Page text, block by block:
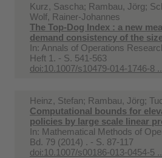
Kurz, Sascha; Rambau, Jörg;
Wolf, Rainer-Johannes
The Top-Dog Index : a new
demand consistency of the
In: Annals of Operations
Heft 1. - S. 541-563
doi:10.1007/s10479-014-1746-8
Heinz, Stefan; Rambau, Jörg;
Computational bounds for
policies by large scale linear
In: Mathematical Methods of
Bd. 79 (2014) . - S. 87-117
doi:10.1007/s00186-013-0454-5